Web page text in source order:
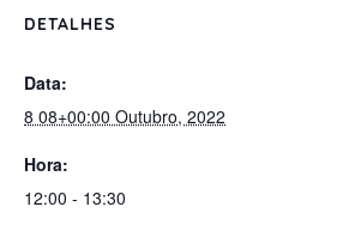
DETALHES
Data:
8 08+00:00 Outubro, 2022
Hora:
12:00 - 13:30